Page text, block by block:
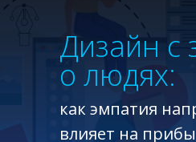
Дизайн с
о людях:
как эмпатия
влияет на